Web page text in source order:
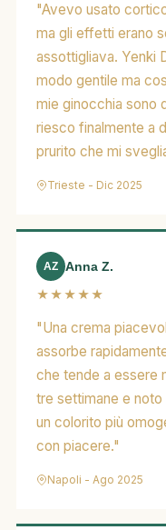
"Avevo usato
ma gli effetti erano
assottigliava. Yenki
modo gentile ma
mie ginocchia sono
riesco finalmente a
prurito che mi
Trieste - Dic 2025
AZ Anna Z.
★★★★★
"Una crema
assorbe
che tende a essere
tre settimane e noto
un colorito più
con piacere."
Napoli - Ago 2025